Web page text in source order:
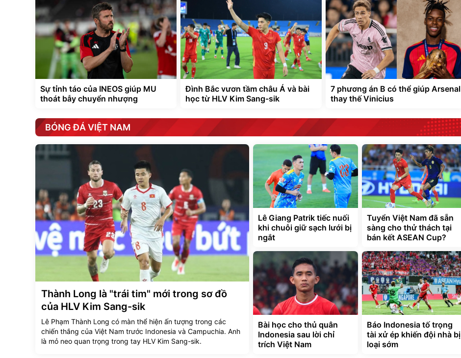
Sự tỉnh táo của INEOS giúp MU
thoát bẫy chuyển nhượng
Đình Bắc vươn tầm châu Á và bài
học từ HLV Kim Sang-sik
7 phương án B có thể giúp Arsenal
thay thế Vinicius
BÓNG ĐÁ VIỆT NAM
Thành Long là "trái tim" mới trong sơ đồ
của HLV Kim Sang-sik
Lê Phạm Thành Long có màn thể hiện ấn tượng trong các
chiến thắng của Việt Nam trước Indonesia và Campuchia. Anh
là mỏ neo quan trọng trong tay HLV Kim Sang-sik.
Lê Giang Patrik tiếc nuối
khi chuỗi giữ sạch lưới bị
ngắt
Tuyển Việt Nam đã sẵn
sàng cho thử thách tại
bán kết ASEAN Cup?
Bài học cho thủ quân
Indonesia sau lời chỉ
trích Việt Nam
Báo Indonesia tố trọng
tài xử ép khiến đội nhà bị
loại sớm